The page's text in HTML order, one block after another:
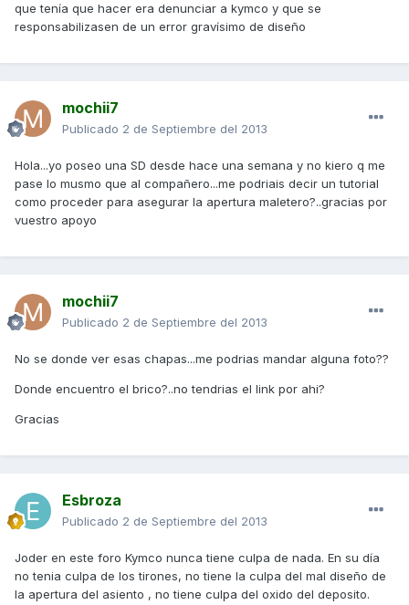
que tenía que hacer era denunciar a kymco y que se
responsabilizasen de un error gravísimo de diseño
mochii7
Publicado 2 de Septiembre del 2013
Hola...yo poseo una SD desde hace una semana y no kiero q me
pase lo musmo que al compañero...me podriais decir un tutorial
como proceder para asegurar la apertura maletero?..gracias por
vuestro apoyo
mochii7
Publicado 2 de Septiembre del 2013
No se donde ver esas chapas...me podrias mandar alguna foto??
Donde encuentro el brico?..no tendrias el link por ahi?
Gracias
Esbroza
Publicado 2 de Septiembre del 2013
Joder en este foro Kymco nunca tiene culpa de nada. En su día
no tenia culpa de los tirones, no tiene la culpa del mal diseño de
la apertura del asiento , no tiene culpa del oxido del deposito.